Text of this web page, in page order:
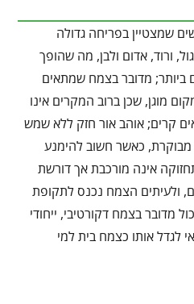
שמצטיין בפריחה גדולה
ורוד, אדום ולבן, מה שהופך
ביותר; מדובר בצמח שמתאים
מוגן, שכן ברוב המקרים אינו
קרים; אוהב אור חזק ללא שמש
כאשר חשוב להימנע
אינה מורכבת אך דורשת
ולעיתים הצמח נכנס לתקופת
מדובר בצמח דקורטיבי, ייחודי
לגדל אותו כצמח בית למי